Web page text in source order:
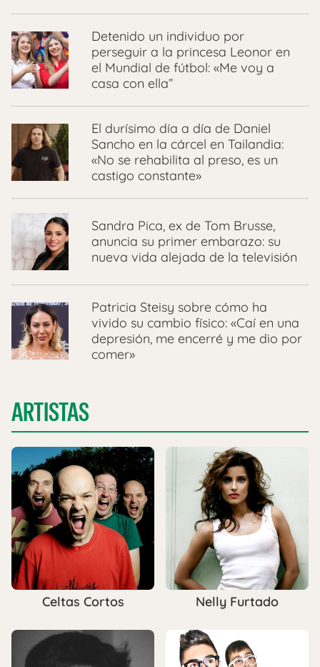
Detenido un individuo por
perseguir a la princesa Leonor en
el Mundial de fútbol: «Me voy a
casa con ella”
El durísimo día a día de Daniel
Sancho en la cárcel en Tailandia:
«No se rehabilita al preso, es un
castigo constante»
Sandra Pica, ex de Tom Brusse,
anuncia su primer embarazo: su
nueva vida alejada de la televisión
Patricia Steisy sobre cómo ha
vivido su cambio físico: «Caí en una
depresión, me encerré y me dio por
comer»
ARTISTAS
Celtas Cortos Nelly Furtado